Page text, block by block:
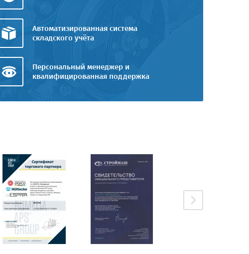
Автоматизированная система
складского учёта
Персональный менеджер и
квалифицированная поддержка